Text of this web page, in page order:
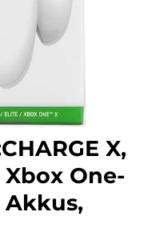
X,
One-